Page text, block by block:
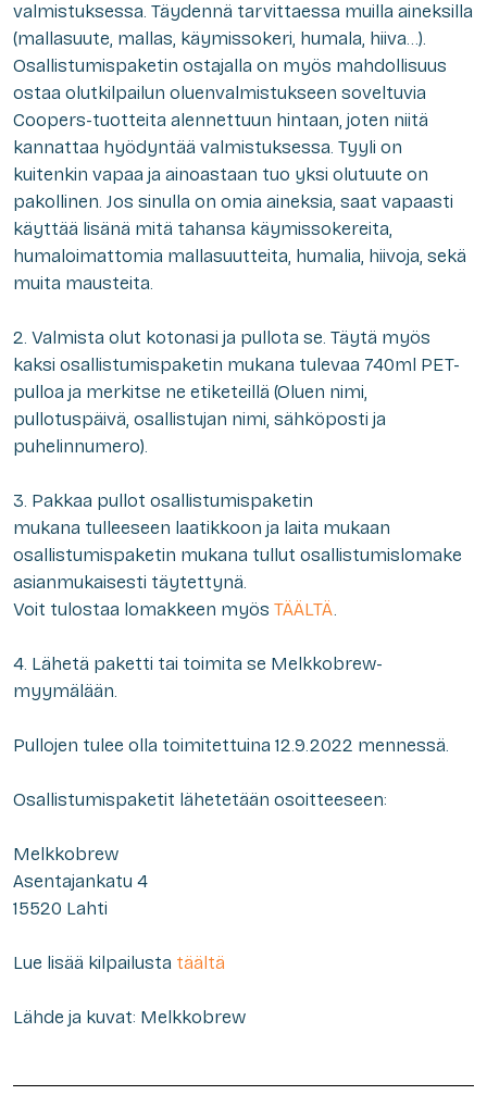
valmistuksessa. Täydennä tarvittaessa muilla aineksilla
(mallasuute, mallas, käymissokeri, humala, hiiva…).
Osallistumispaketin ostajalla on myös mahdollisuus
ostaa olutkilpailun oluenvalmistukseen soveltuvia
Coopers-tuotteita alennettuun hintaan, joten niitä
kannattaa hyödyntää valmistuksessa. Tyyli on
kuitenkin vapaa ja ainoastaan tuo yksi olutuute on
pakollinen. Jos sinulla on omia aineksia, saat vapaasti
käyttää lisänä mitä tahansa käymissokereita,
humaloimattomia mallasuutteita, humalia, hiivoja, sekä
muita mausteita.
2. Valmista olut kotonasi ja pullota se. Täytä myös
kaksi osallistumispaketin mukana tulevaa 740ml PET-
pulloa ja merkitse ne etiketeillä (Oluen nimi,
pullotuspäivä, osallistujan nimi, sähköposti ja
puhelinnumero).
3. Pakkaa pullot osallistumispaketin
mukana tulleeseen laatikkoon ja laita mukaan
osallistumispaketin mukana tullut osallistumislomake
asianmukaisesti täytettynä.
Voit tulostaa lomakkeen myös TÄÄLTÄ.
4. Lähetä paketti tai toimita se Melkkobrew-
myymälään.
Pullojen tulee olla toimitettuina 12.9.2022 mennessä.
Osallistumispaketit lähetetään osoitteeseen:
Melkkobrew
Asentajankatu 4
15520 Lahti
Lue lisää kilpailusta täältä
Lähde ja kuvat: Melkkobrew